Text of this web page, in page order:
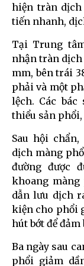
hiện tràn
tiến nhanh,
Tại Trung
nhận tràn dịch
mm, bên trái
phải và một
lệch. Các
thiểu sản
Sau hội
dịch màng
đường được
khoang
dẫn lưu dịch
kiện cho phổi
hút bớt để
Ba ngày sau
phổi giảm